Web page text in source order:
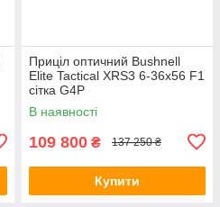
Приціл оптичний Bushnell
Elite Tactical XRS3 6-36x56 F1
сітка G4P
В наявності
109 800 ₴ 137 250 ₴
Купити